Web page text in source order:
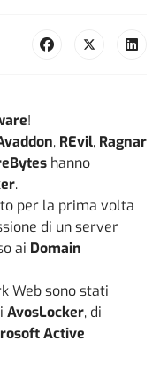
!
, REvil, Ragnar
hanno
.
per la prima volta
di un server
ai Domain
Web sono stati
AvosLocker, di
Active